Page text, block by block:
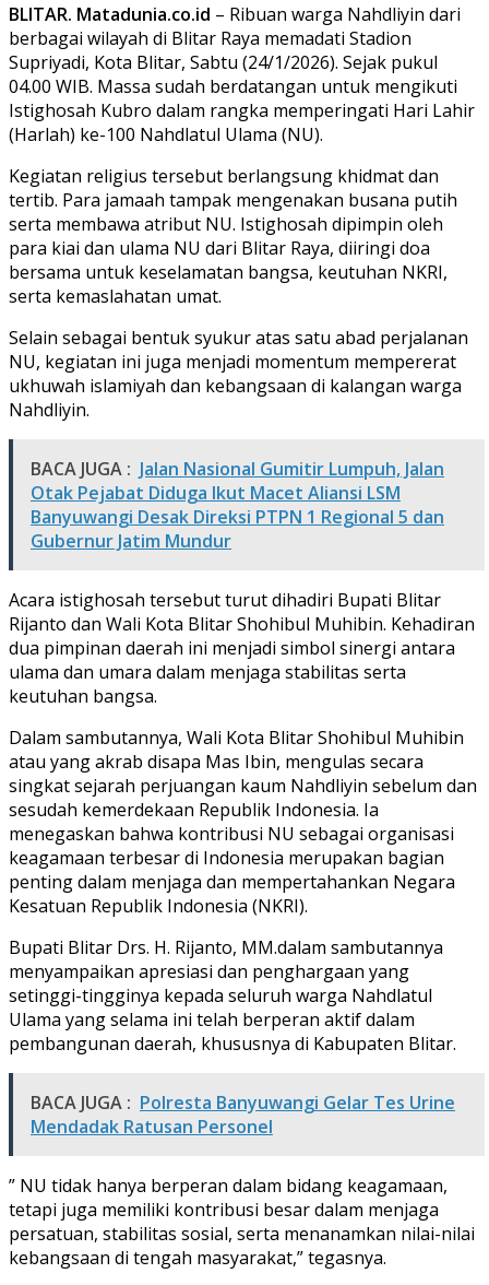
BLITAR. Matadunia.co.id – Ribuan warga Nahdliyin dari
berbagai wilayah di Blitar Raya memadati Stadion
Supriyadi, Kota Blitar, Sabtu (24/1/2026). Sejak pukul
04.00 WIB. Massa sudah berdatangan untuk mengikuti
Istighosah Kubro dalam rangka memperingati Hari Lahir
(Harlah) ke-100 Nahdlatul Ulama (NU).
Kegiatan religius tersebut berlangsung khidmat dan
tertib. Para jamaah tampak mengenakan busana putih
serta membawa atribut NU. Istighosah dipimpin oleh
para kiai dan ulama NU dari Blitar Raya, diiringi doa
bersama untuk keselamatan bangsa, keutuhan NKRI,
serta kemaslahatan umat.
Selain sebagai bentuk syukur atas satu abad perjalanan
NU, kegiatan ini juga menjadi momentum mempererat
ukhuwah islamiyah dan kebangsaan di kalangan warga
Nahdliyin.
BACA JUGA : Jalan Nasional Gumitir Lumpuh, Jalan
Otak Pejabat Diduga Ikut Macet Aliansi LSM
Banyuwangi Desak Direksi PTPN 1 Regional 5 dan
Gubernur Jatim Mundur
Acara istighosah tersebut turut dihadiri Bupati Blitar
Rijanto dan Wali Kota Blitar Shohibul Muhibin. Kehadiran
dua pimpinan daerah ini menjadi simbol sinergi antara
ulama dan umara dalam menjaga stabilitas serta
keutuhan bangsa.
Dalam sambutannya, Wali Kota Blitar Shohibul Muhibin
atau yang akrab disapa Mas Ibin, mengulas secara
singkat sejarah perjuangan kaum Nahdliyin sebelum dan
sesudah kemerdekaan Republik Indonesia. Ia
menegaskan bahwa kontribusi NU sebagai organisasi
keagamaan terbesar di Indonesia merupakan bagian
penting dalam menjaga dan mempertahankan Negara
Kesatuan Republik Indonesia (NKRI).
Bupati Blitar Drs. H. Rijanto, MM.dalam sambutannya
menyampaikan apresiasi dan penghargaan yang
setinggi-tingginya kepada seluruh warga Nahdlatul
Ulama yang selama ini telah berperan aktif dalam
pembangunan daerah, khususnya di Kabupaten Blitar.
BACA JUGA : Polresta Banyuwangi Gelar Tes Urine
Mendadak Ratusan Personel
” NU tidak hanya berperan dalam bidang keagamaan,
tetapi juga memiliki kontribusi besar dalam menjaga
persatuan, stabilitas sosial, serta menanamkan nilai-nilai
kebangsaan di tengah masyarakat,” tegasnya.